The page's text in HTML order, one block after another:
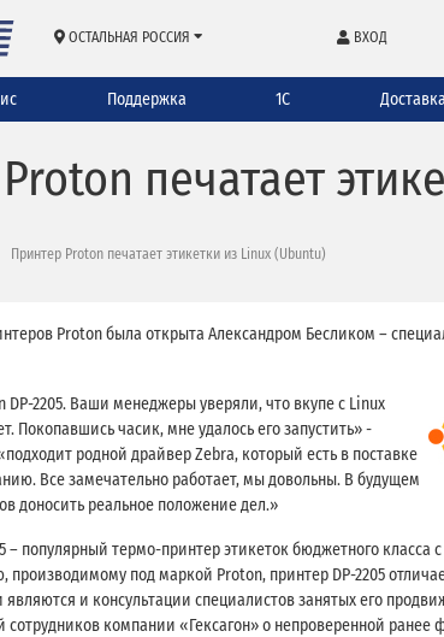
ОСТАЛЬНАЯ РОССИЯ ВХОД
Поддержка 1С
печатает
Принтер Proton печатает этикетки из Linux (Ubuntu)
Proton была открыта Александром Бесликом –
DP-2205. Ваши менеджеры уверяли, что вкупе с Linux
Покопавшись часик, мне удалось его запустить» -
родной драйвер Zebra, который есть в поставке
Все замечательно работает, мы довольны. В будущем
доносить реальное положение дел.»
– популярный термо-принтер этикеток бюджетного
производимому под маркой Proton, принтер DP-2205
и консультации специалистов занятых его
компании «Гексагон» о непроверенной ранее